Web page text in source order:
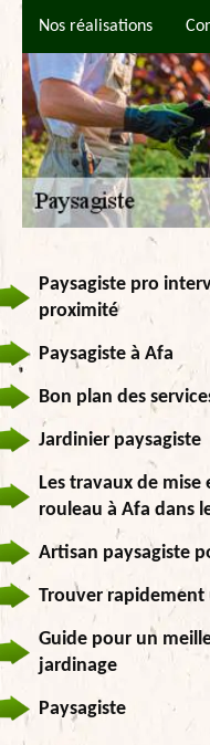
Nos réalisations
Paysagiste pro
proximité
Paysagiste à Afa
Bon plan des
Jardinier paysagiste
Les travaux de mise
rouleau à Afa dans
Artisan paysagiste
Trouver rapidement
Guide pour un
jardinage
Paysagiste